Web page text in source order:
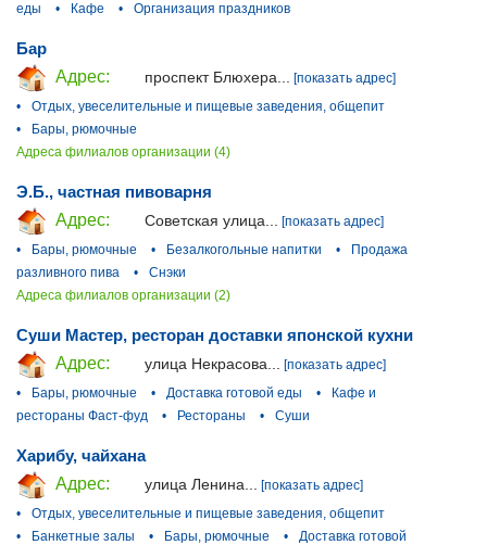
еды
• Кафе • Организация праздников
Бар
Адрес:
проспект Блюхера... [показать адрес]
•
Отдых, увеселительные и пищевые заведения, общепит
•
Бары, рюмочные
Адреса филиалов организации (4)
Э.Б., частная пивоварня
Адрес:
Советская улица... [показать адрес]
•
Бары, рюмочные • Безалкогольные напитки •
Продажа
разливного пива
•
Снэки
Адреса филиалов организации (2)
Суши Мастер, ресторан доставки японской кухни
Адрес:
улица Некрасова...
[показать адрес]
•
Бары, рюмочные • Доставка готовой еды •
Кафе и
рестораны Фаст-фуд
• Рестораны • Суши
Харибу, чайхана
Адрес:
улица Ленина...
[показать адрес]
•
Отдых, увеселительные и пищевые заведения, общепит
•
Банкетные залы • Бары, рюмочные •
Доставка готовой